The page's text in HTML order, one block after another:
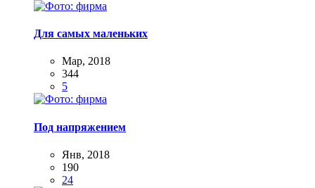
Для самых маленьких
Мар, 2018
344
5
Под напряжением
Янв, 2018
190
24